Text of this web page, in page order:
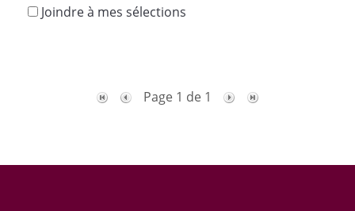
Joindre à mes sélections
Page 1 de 1